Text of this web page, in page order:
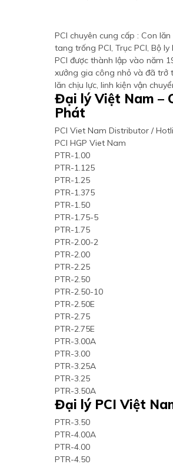
PCI chuyên cung cấp : Con
tang trống PCI, Trục PCI, Bộ
PCI được thành lập vào năm
xưởng gia công nhỏ và đã trở
lăn chịu lực, linh kiện vận
Đại lý Việt Nam –
Phát
PCI Viet Nam Distributor /
PCI HGP Viet Nam
PTR-1.00
PTR-1.125
PTR-1.25
PTR-1.375
PTR-1.50
PTR-1.75-5
PTR-1.75
PTR-2.00-2
PTR-2.00
PTR-2.25
PTR-2.50
PTR-2.50-10
PTR-2.50E
PTR-2.75
PTR-2.75E
PTR-3.00A
PTR-3.00
PTR-3.25A
PTR-3.25
PTR-3.50A
Đại lý PCI Việt
PTR-3.50
PTR-4.00A
PTR-4.00
PTR-4.50